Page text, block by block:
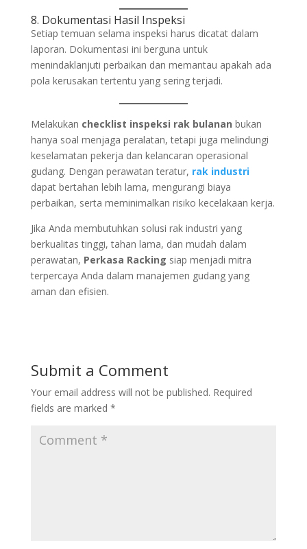
8. Dokumentasi Hasil Inspeksi
Setiap temuan selama inspeksi harus dicatat dalam
laporan. Dokumentasi ini berguna untuk
menindaklanjuti perbaikan dan memantau apakah ada
pola kerusakan tertentu yang sering terjadi.
Melakukan checklist inspeksi rak bulanan bukan
hanya soal menjaga peralatan, tetapi juga melindungi
keselamatan pekerja dan kelancaran operasional
gudang. Dengan perawatan teratur, rak industri
dapat bertahan lebih lama, mengurangi biaya
perbaikan, serta meminimalkan risiko kecelakaan kerja.
Jika Anda membutuhkan solusi rak industri yang
berkualitas tinggi, tahan lama, dan mudah dalam
perawatan, Perkasa Racking siap menjadi mitra
terpercaya Anda dalam manajemen gudang yang
aman dan efisien.
Submit a Comment
Your email address will not be published. Required
fields are marked *